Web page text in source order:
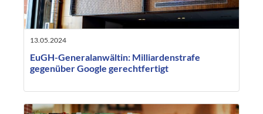
13.05.2024
EuGH-Generalanwältin: Milliardenstrafe
gegenüber Google gerechtfertigt